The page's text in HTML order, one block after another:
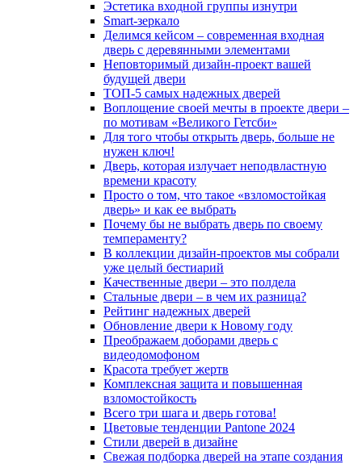
Эстетика входной группы изнутри
Smart-зеркало
Делимся кейсом – современная входная
дверь с деревянными элементами
Неповторимый дизайн-проект вашей
будущей двери
ТОП-5 самых надежных дверей
Воплощение своей мечты в проекте двери –
по мотивам «Великого Гетсби»
Для того чтобы открыть дверь, больше не
нужен ключ!
Дверь, которая излучает неподвластную
времени красоту
Просто о том, что такое «взломостойкая
дверь» и как ее выбрать
Почему бы не выбрать дверь по своему
темпераменту?
В коллекции дизайн-проектов мы собрали
уже целый бестиарий
Качественные двери – это полдела
Стальные двери – в чем их разница?
Рейтинг надежных дверей
Обновление двери к Новому году
Преображаем доборами дверь с
видеодомофоном
Красота требует жертв
Комплексная защита и повышенная
взломостойкость
Всего три шага и дверь готова!
Цветовые тенденции Pantone 2024
Стили дверей в дизайне
Свежая подборка дверей на этапе создания